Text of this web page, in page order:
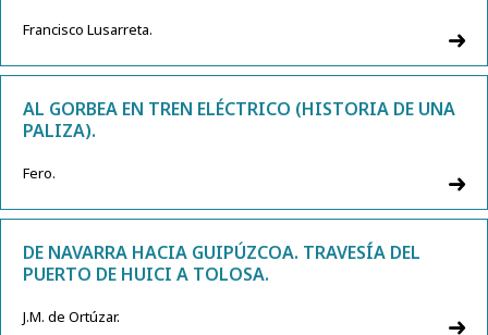
Francisco Lusarreta.
AL GORBEA EN TREN ELÉCTRICO (HISTORIA DE UNA
PALIZA).
Fero.
DE NAVARRA HACIA GUIPÚZCOA. TRAVESÍA DEL
PUERTO DE HUICI A TOLOSA.
J.M. de Ortúzar.